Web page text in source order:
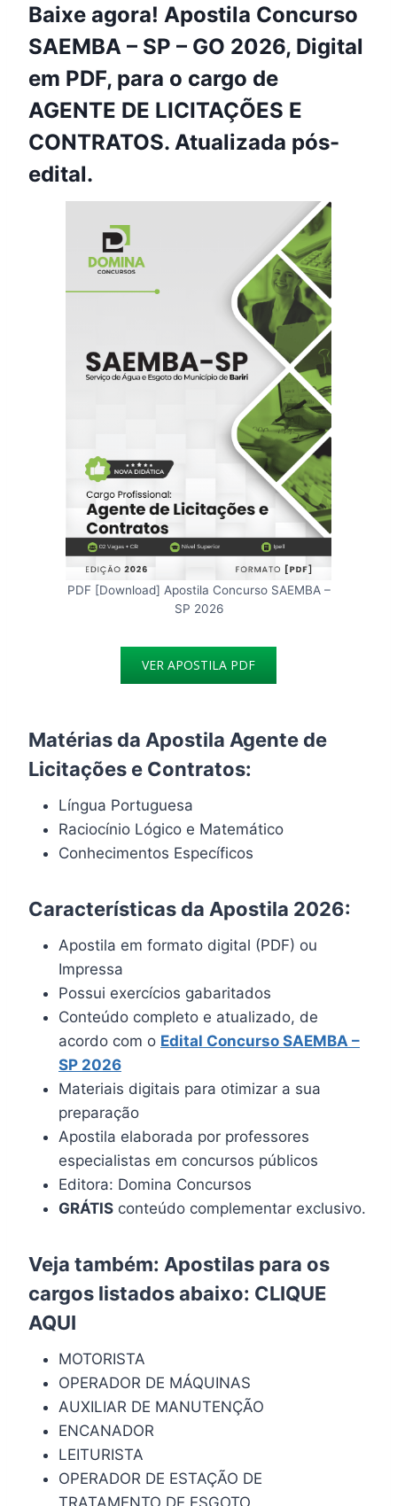
Baixe agora! Apostila Concurso
SAEMBA – SP – GO 2026, Digital
em PDF, para o cargo de
AGENTE DE LICITAÇÕES E
CONTRATOS. Atualizada pós-
edital.
PDF [Download] Apostila Concurso SAEMBA –
SP 2026
VER APOSTILA PDF
Matérias da Apostila Agente de
Licitações e Contratos:
Língua Portuguesa
Raciocínio Lógico e Matemático
Conhecimentos Específicos
Características da Apostila 2026:
Apostila em formato digital (PDF) ou
Impressa
Possui exercícios gabaritados
Conteúdo completo e atualizado, de
acordo com o Edital Concurso SAEMBA –
SP 2026
Materiais digitais para otimizar a sua
preparação
Apostila elaborada por professores
especialistas em concursos públicos
Editora: Domina Concursos
GRÁTIS conteúdo complementar exclusivo.
Veja também: Apostilas para os
cargos listados abaixo: CLIQUE
AQUI
MOTORISTA
OPERADOR DE MÁQUINAS
AUXILIAR DE MANUTENÇÃO
ENCANADOR
LEITURISTA
OPERADOR DE ESTAÇÃO DE
TRATAMENTO DE ESGOTO